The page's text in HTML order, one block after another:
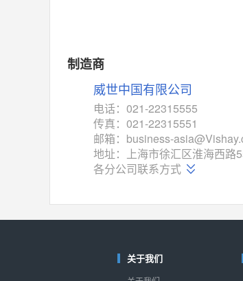
MAX14760
M74HC4852 (意法-ST)
相同功能 相似度 52%
TC4052BF (东芝-Toshiba)
相同功能 相似度 50%
相似度 49%
制造商
威世中国有限公司
电话：021-22315555
传真：021-22315551
邮箱：business-
地址：上海市徐汇区淮海西路
各分公司联系方式
关于我们